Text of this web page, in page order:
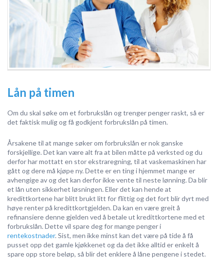
Lån på timen
Om du skal søke om et forbrukslån og trenger penger raskt, så er
det faktisk mulig og få godkjent forbrukslån på timen.
Årsakene til at mange søker om forbrukslån er nok ganske
forskjellige. Det kan være alt fra at bilen måtte på verksted og du
derfor har mottatt en stor ekstraregning, til at vaskemaskinen har
gått og dere må kjøpe ny. Dette er en ting i hjemmet mange er
avhengige av og det kan derfor ikke vente til neste lønning. Da blir
et lån uten sikkerhet løsningen. Eller det kan hende at
kredittkortene har blitt brukt litt for flittig og det fort blir dyrt med
høye renter på kredittkortgjelden. Da kan en være greit å
refinansiere denne gjelden ved å betale ut kredittkortene med et
forbrukslån. Dette vil spare deg for mange penger i
rentekostnader. Sist, men ikke minst kan det være på tide å få
pusset opp det gamle kjøkkenet og da det ikke alltid er enkelt å
spare opp store beløp, så blir det enklere å låne pengene i stedet.